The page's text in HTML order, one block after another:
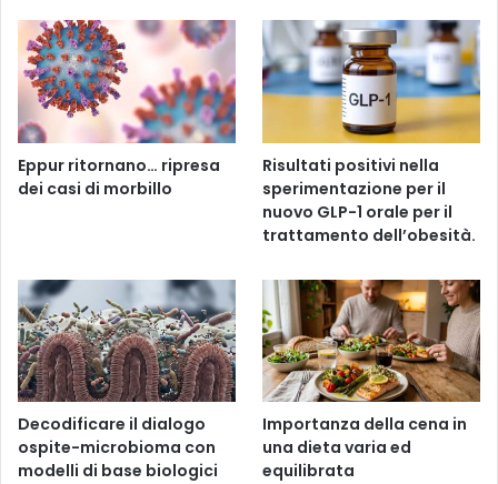
Eppur ritornano… ripresa
dei casi di morbillo
Risultati positivi nella
sperimentazione per il
nuovo GLP-1 orale per il
trattamento dell’obesità.
Decodificare il dialogo
ospite-microbioma con
modelli di base biologici
Importanza della cena in
una dieta varia ed
equilibrata